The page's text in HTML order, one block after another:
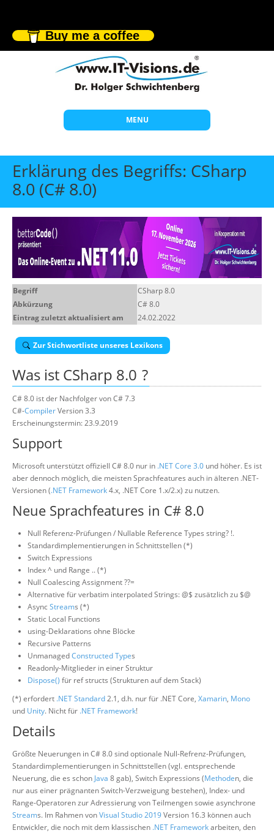
Buy me a coffee
MENU
Start
Themen
Beratung
Individuelle Schulungen
Offene Seminare
Wissen
Erklärung des Begriffs: CSharp
8.0 (C# 8.0)
Begriff
CSharp 8.0
Abkürzung
C# 8.0
Eintrag zuletzt aktualisiert am
24.02.2022
Zur Stichwortliste unseres Lexikons
Was ist CSharp 8.0 ?
C# 8.0 ist der Nachfolger von C# 7.3
C#-CompilerVersion 3.3
Erscheinungstermin: 23.9.2019
Support
Microsoft unterstützt offiziell C# 8.0 nur in .NET Core 3.0 und höher. Es ist
aber dennoch möglich, die meisten Sprachfeatures auch in älteren .NET-
Versionen (.NET Framework4.x, .NET Core 1.x/2.x) zu nutzen.
Neue Sprachfeatures in C# 8.0
Null Referenz-Prüfungen / Nullable Reference Types string? !.
Standardimplementierungen in Schnittstellen (*)
Switch Expressions
Index ^ und Range .. (*)
Null Coalescing Assignment ??=
Alternative für verbatim interpolated Strings: @$ zusätzlich zu $@
AsyncStreams (*)
Static Local Functions
using-Deklarations ohne Blöcke
Recursive Patterns
UnmanagedConstructed Types
Readonly-Mitglieder in einer Struktur
Dispose() für ref structs (Strukturen auf dem Stack)
(*) erfordert .NET Standard2.1, d.h. nur für .NET Core, Xamarin, Mono
und Unity. Nicht für .NET Framework!
Details
Größte Neuerungen in C# 8.0 sind optionale Null-Refrenz-Prüfungen,
Standardimplementierungen in Schnittstellen (vgl. entsprechende
Neuerung, die es schon Java 8 gab), Switch Expressions (Methoden, die
nur aus einer prägnanten Switch-Verzweigung bestehen), Index- und
Range-Operatoren zur Adressierung von Teilmengen sowie asynchrone
Streams. Im Rahmen vonVisual Studio 2019Version 16.3 können auch
Entwickler, die noch mit dem klassischen .NET Frameworkarbeiten, den